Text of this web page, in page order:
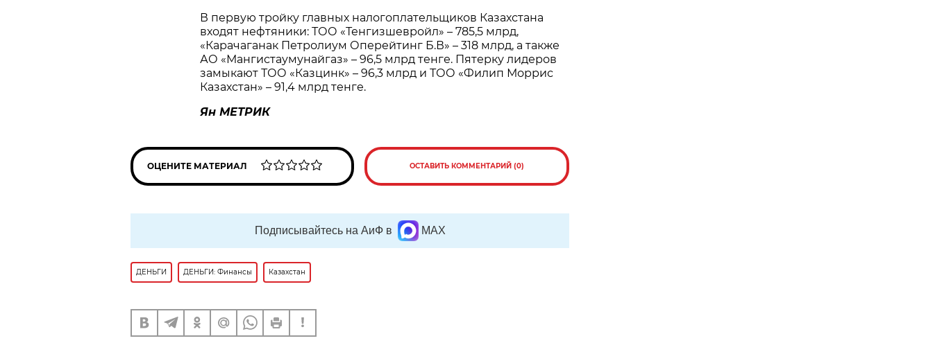
В первую тройку главных налогоплательщиков Казахстана
входят нефтяники: ТОО «Тенгизшевройл» – 785,5 млрд,
«Карачаганак Петролиум Оперейтинг Б.В» – 318 млрд, а также
АО «Мангистаумунайгаз» – 96,5 млрд тенге. Пятерку лидеров
замыкают ТОО «Казцинк» – 96,3 млрд и ТОО «Филип Моррис
Казахстан» – 91,4 млрд тенге.
Ян МЕТРИК
ОЦЕНИТЕ МАТЕРИАЛ ОСТАВИТЬ КОММЕНТАРИЙ (0)
Подписывайтесь на АиФ в MAX
ДЕНЬГИ ДЕНЬГИ: Финансы Казахстан